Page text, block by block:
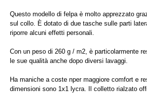
Questo modello di felpa è molto apprezzato
sul collo. È dotato di due tasche sulle parti
riporre alcuni effetti personali.
Con un peso di 260 g / m2, è particolarmente
le sue qualità anche dopo diversi lavaggi.
Ha maniche a coste nper maggiore comfort e
dimensioni sono 1x1 lycra. Il colletto rialzato